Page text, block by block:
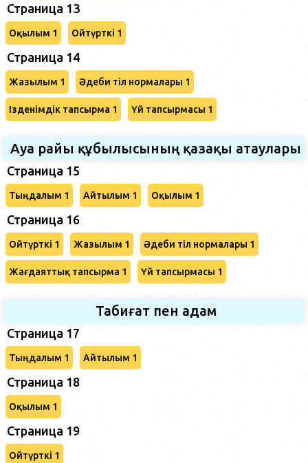
Страница 13
Оқылым 1 Ойтүрткі 1
Страница 14
Жазылым 1 Әдеби тіл нормалары 1
Ізденімдік тапсырма 1 Үй тапсырмасы 1
Ауа райы құбылысының қазақы атаулары
Страница 15
Тыңдалым 1 Айтылым 1 Оқылым 1
Страница 16
Ойтүрткі 1 Жазылым 1 Әдеби тіл нормалары 1
Жағдаяттық тапсырма 1 Үй тапсырмасы 1
Табиғат пен адам
Страница 17
Тыңдалым 1 Айтылым 1
Страница 18
Оқылым 1
Страница 19
Ойтүрткі 1